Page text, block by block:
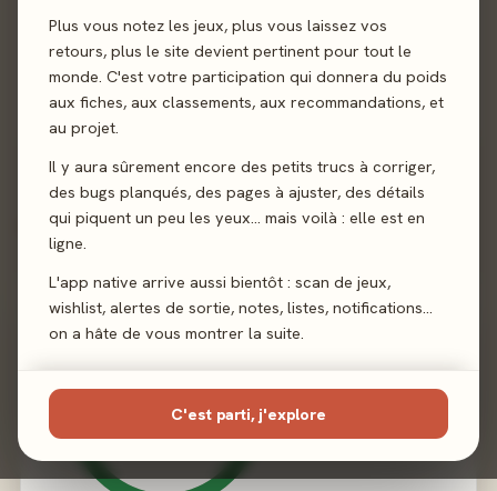
Plus vous notez les jeux, plus vous laissez vos
retours, plus le site devient pertinent pour tout le
monde. C'est votre participation qui donnera du poids
aux fiches, aux classements, aux recommandations, et
au projet.
Il y aura sûrement encore des petits trucs à corriger,
des bugs planqués, des pages à ajuster, des détails
qui piquent un peu les yeux… mais voilà : elle est en
ligne.
L'app native arrive aussi bientôt : scan de jeux,
wishlist, alertes de sortie, notes, listes, notifications…
on a hâte de vous montrer la suite.
C'est parti, j'explore
Illustration Zingco Kang
02 - LE VERDICT